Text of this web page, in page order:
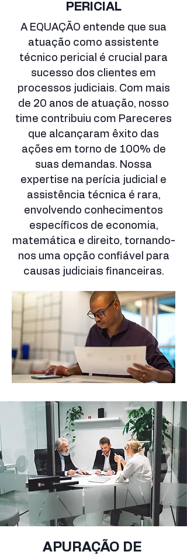
PERICIAL
A EQUAÇÃO entende que sua
atuação como assistente
técnico pericial é crucial para
sucesso dos clientes em
processos judiciais. Com mais
de 20 anos de atuação, nosso
time contribuiu com Pareceres
que alcançaram êxito das
ações em torno de 100% de
suas demandas. Nossa
expertise na perícia judicial e
assistência técnica é rara,
envolvendo conhecimentos
específicos de economia,
matemática e direito, tornando-
nos uma opção confiável para
causas judiciais financeiras.
APURAÇÃO DE